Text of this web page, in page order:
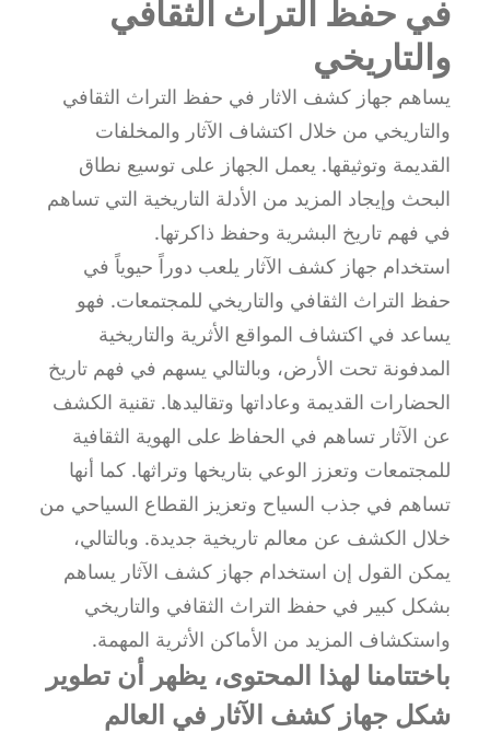
في حفظ التراث الثقافي
والتاريخي
يساهم جهاز كشف الاثار في حفظ التراث الثقافي
والتاريخي من خلال اكتشاف الآثار والمخلفات
القديمة وتوثيقها. يعمل الجهاز على توسيع نطاق
البحث وإيجاد المزيد من الأدلة التاريخية التي تساهم
في فهم تاريخ البشرية وحفظ ذاكرتها.
استخدام جهاز كشف الآثار يلعب دوراً حيوياً في
حفظ التراث الثقافي والتاريخي للمجتمعات. فهو
يساعد في اكتشاف المواقع الأثرية والتاريخية
المدفونة تحت الأرض، وبالتالي يسهم في فهم تاريخ
الحضارات القديمة وعاداتها وتقاليدها. تقنية الكشف
عن الآثار تساهم في الحفاظ على الهوية الثقافية
للمجتمعات وتعزز الوعي بتاريخها وتراثها. كما أنها
تساهم في جذب السياح وتعزيز القطاع السياحي من
خلال الكشف عن معالم تاريخية جديدة. وبالتالي،
يمكن القول إن استخدام جهاز كشف الآثار يساهم
بشكل كبير في حفظ التراث الثقافي والتاريخي
واستكشاف المزيد من الأماكن الأثرية المهمة.
باختتامنا لهذا المحتوى، يظهر أن تطوير
شكل جهاز كشف الآثار في العالم